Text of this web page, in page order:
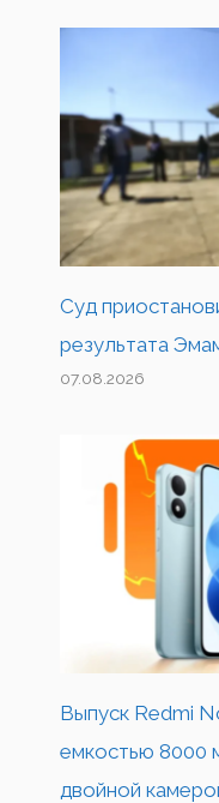
Суд
результата
07.08.2026
Выпуск Redmi
емкостью 8000
двойной